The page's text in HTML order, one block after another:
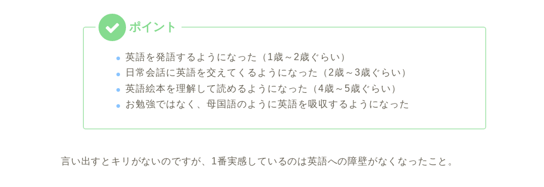
英語を発語するようになった（1歳～2歳ぐらい）
日常会話に英語を交えてくるようになった（2歳～3歳ぐらい）
英語絵本を理解して読めるようになった（4歳～5歳ぐらい）
お勉強ではなく、母国語のように英語を吸収するようになった
言い出すとキリがないのですが、1番実感しているのは英語への障壁がなくなったこと。